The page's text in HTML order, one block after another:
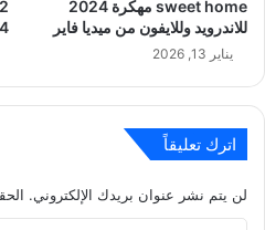
sweet home مهكرة 2024
للاندرويد وللايفون من ميديا فاير
يناير 13, 2026
اترك تعليقاً
لن يتم نشر عنوان بريدك الإلكتروني.